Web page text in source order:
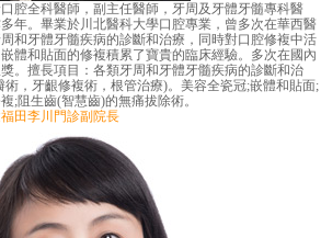
全科醫師，副主任醫師，牙周及牙體牙髓專科醫
年。畢業於川北醫科大學口腔專業，曾多次在華西醫
和牙體牙髓疾病的診斷和治療，同時對口腔修複中活
體和貼面的修複積累了寶貴的臨床經驗。多次在國內
。擅長項目：各類牙周和牙體牙髓疾病的診斷和治
，牙齦修複術，根管治療)。美容全瓷冠;嵌體和貼面;
;阻生齒(智慧齒)的無痛拔除術。
田李川門診副院長